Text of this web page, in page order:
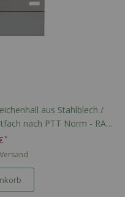
aus Stahlblech /
nach PTT Norm - RAL
Versand